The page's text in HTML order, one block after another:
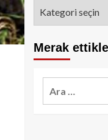
Merak